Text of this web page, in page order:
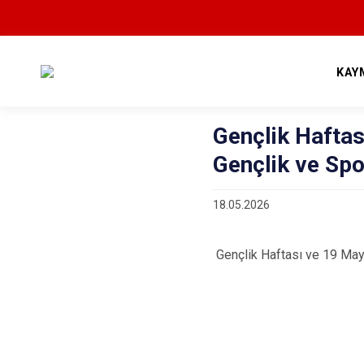
Gençlik
Gençlik ve
18.05.2026
Gençlik Haftası ve 19